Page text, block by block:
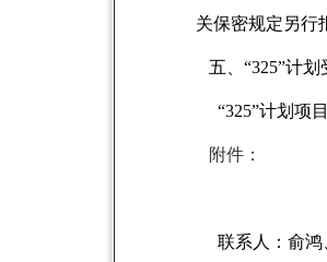
关保密规定另行
五、“325”计划
“325”计划项
附件：
联系人：俞鸿